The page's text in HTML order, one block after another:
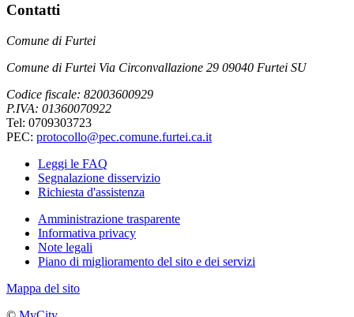
Contatti
Comune di Furtei
Comune di Furtei Via Circonvallazione 29 09040 Furtei SU
Codice fiscale: 82003600929
P.IVA: 01360070922
Tel: 0709303723
PEC: protocollo@pec.comune.furtei.ca.it
Leggi le FAQ
Segnalazione disservizio
Richiesta d'assistenza
Amministrazione trasparente
Informativa privacy
Note legali
Piano di miglioramento del sito e dei servizi
Mappa del sito